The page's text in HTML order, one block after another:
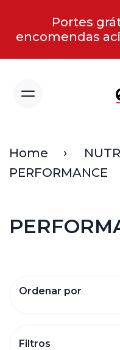
Portes
encomendas
Home
PERFORMANCE
Filtros
Ordenar por